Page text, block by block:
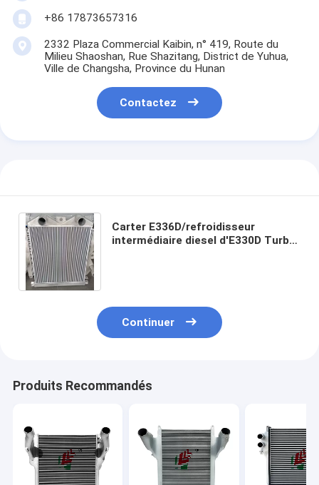
+86 17873657316
2332 Plaza Commercial Kaibin, n° 419, Route du
Milieu Shaoshan, Rue Shazitang, District de Yuhua,
Ville de Changsha, Province du Hunan
Contactez
Carter E336D/refroidisseur
intermédiaire diesel d'E330D Turbo,
Continuer
Produits Recommandés